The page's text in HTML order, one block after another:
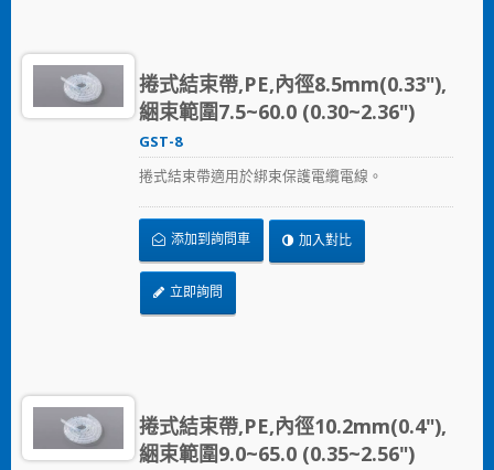
捲式結束帶,PE,內徑8.5mm(0.33"),
綑束範圍7.5~60.0 (0.30~2.36")
GST-8
捲式結束帶適用於綁束保護電纜電線。
添加到詢問車 加入對比
立即詢問
捲式結束帶,PE,內徑10.2mm(0.4"),
綑束範圍9.0~65.0 (0.35~2.56")